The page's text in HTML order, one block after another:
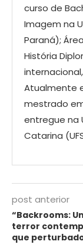
curso de
Imagem na
Paraná);
História
Atualmente
mestrado
entregue na
Catarina
post anterior
“Backrooms:
terror
que